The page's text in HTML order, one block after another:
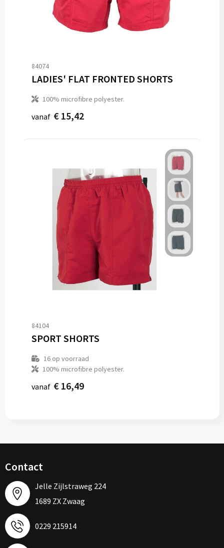
84074
LADIES' FLAT FRONTED SHORTS
100% microfibre polyester.
vanaf € 15,42
84104
SPORT SHORTS
16op voorraad
100% microfibre polyester.
vanaf € 16,49
Contact
Jelle Zijlstraweg 224
1689 ZX Zwaag
0229 215914